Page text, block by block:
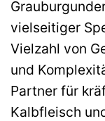
vielseitiger
Vielzahl von
und
Partner für
Kalbfleisch